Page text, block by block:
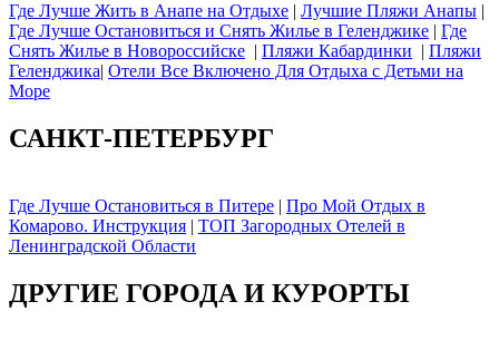
Где Лучше Жить в Анапе на Отдыхе | Лучшие Пляжи Анапы |
Где Лучше Остановиться и Снять Жилье в Геленджике | Где
Снять Жилье в Новороссийске | Пляжи Кабардинки | Пляжи
Геленджика| Отели Все Включено Для Отдыха с Детьми на
Море
САНКТ-ПЕТЕРБУРГ
Где Лучше Остановиться в Питере | Про Мой Отдых в
Комарово. Инструкция | ТОП Загородных Отелей в
Ленинградской Области
ДРУГИЕ ГОРОДА И КУРОРТЫ